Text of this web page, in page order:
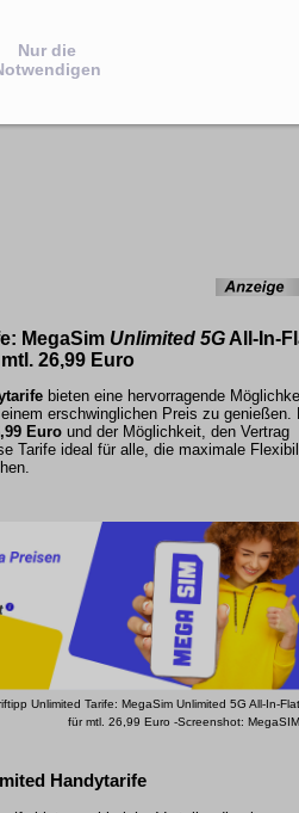
: MegaSim Unlimited 5G All-In-
26,99 Euro
bieten eine hervorragende
erschwinglichen Preis zu genießen.
Euro und der Möglichkeit, den Vertrag
Tarife ideal für alle, die maximale
Unlimited Tarife: MegaSim Unlimited 5G All-In-Flat
für mtl. 26,99 Euro -Screenshot: MegaSIM
Handytarife
Nur die